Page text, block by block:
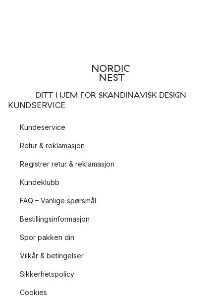
DITT HJEM FOR SKANDINAVISK DESIGN
KUNDSERVICE
Kundeservice
Retur & reklamasjon
Registrer retur & reklamasjon
Kundeklubb
FAQ – Vanlige spørsmål
Bestillingsinformasjon
Spor pakken din
Vilkår & betingelser
Sikkerhetspolicy
Cookies